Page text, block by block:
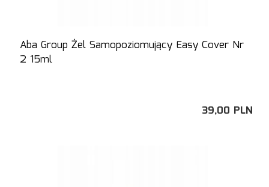
Aba Group Żel Samopoziomujący Easy Cover Nr
2 15ml
39,00 PLN